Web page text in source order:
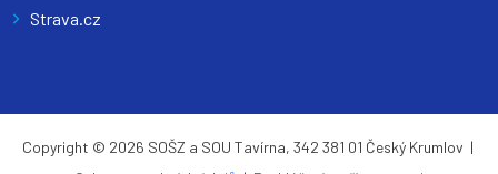
Strava.cz
Copyright © 2026 SOŠZ a SOU Tavírna, 342 381 01 Český Krumlov |